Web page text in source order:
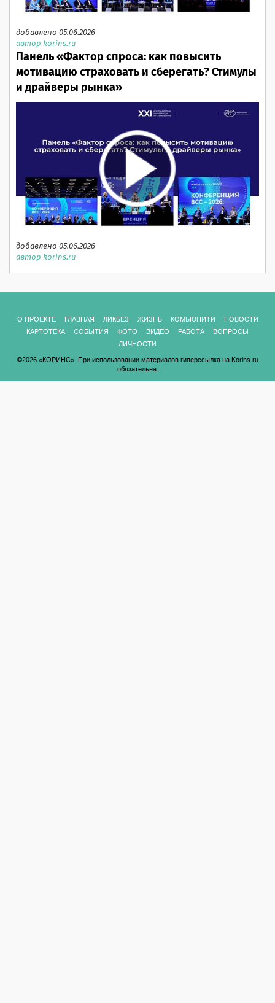
добавлено 05.06.2026
автор korins.ru
Панель «Фактор спроса: как повысить
мотивацию страховать и сберегать? Стимулы
и драйверы рынка»
добавлено 05.06.2026
автор korins.ru
О ПРОЕКТЕ ГЛАВНАЯ ЛИКБЕЗ ЖИЗНЬ КОМЬЮНИТИ
НОВОСТИ
КАРТОТЕКА
СОБЫТИЯ ФОТО ВИДЕО РАБОТА
ВОПРОСЫ
ЛИЧНОСТИ
©2026 «КОРИНС». При использовании материалов гиперссылка на Korins.ru
обязательна.